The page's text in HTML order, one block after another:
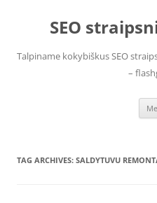
contentSEO
Talpiname kokybiškus SEO
–
TAG ARCHIVES: SALDYTUVU